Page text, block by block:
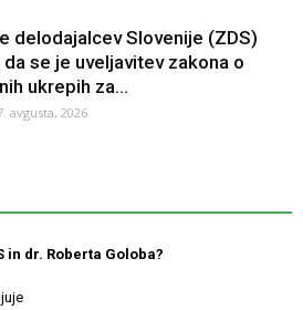
delodajalcev Slovenije (ZDS)
se je uveljavitev zakona o
ukrepih za...
avgusta, 2026
in dr. Roberta Goloba?